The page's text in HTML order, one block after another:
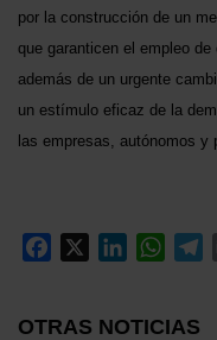
por la construcción de un
que garanticen el empleo
además de un urgente
un estímulo eficaz de la
las empresas, autónomos y
Facebook LinkedIn
OTRAS NOTICIAS